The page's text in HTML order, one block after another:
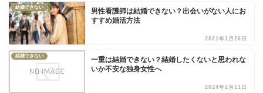
結婚できない
男性看護師は結婚できない？出会いがない人にお
すすめ婚活方法
2021年1月26日
結婚できない
一重は結婚できない？結婚したくないと思われな
いか不安な独身女性へ
2024年2月11日